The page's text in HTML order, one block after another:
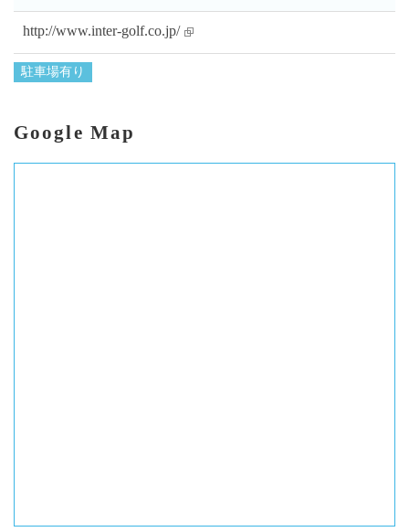
http://www.inter-golf.co.jp/
駐車場有り
Google Map